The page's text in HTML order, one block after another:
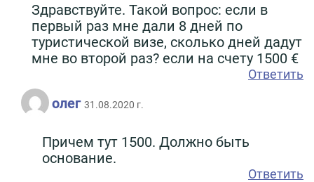
Здравствуйте. Такой вопрос: если в
первый раз мне дали 8 дней по
туристической визе, сколько дней дадут
мне во второй раз? если на счету 1500 €
Ответить
олег 31.08.2020 г.
Причем тут 1500. Должно быть
основание.
Ответить